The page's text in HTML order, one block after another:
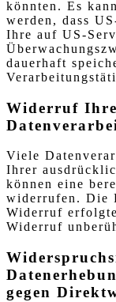
könnten. Es
werden, dass
Ihre auf US-
dauerhaft
Widerruf
Viele
Ihrer
können eine
widerrufen. Die
Widerruf
Widerruf
gegen